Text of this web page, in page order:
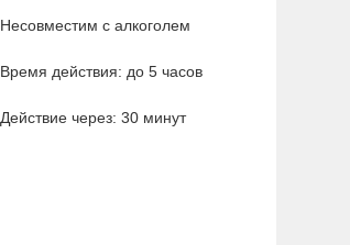
Несовместим с алкоголем
Время действия: до 5 часов
Действие через: 30 минут